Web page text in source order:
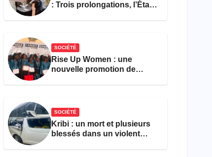
: Trois prolongations, l’État
SOCIÉTÉ
Rise Up Women : une
nouvelle promotion de
SOCIÉTÉ
Kribi : un mort et plusieurs
blessés dans un violent